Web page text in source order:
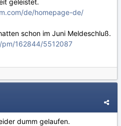
geleistet.
de/homepage-de/
schon im Juni Meldeschluß.
162844/5512087
dumm gelaufen.